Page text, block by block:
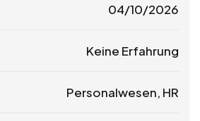
04/10/2026
Keine Erfahrung
Personalwesen, HR